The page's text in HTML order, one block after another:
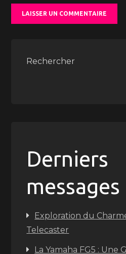
Rechercher
Derniers
messages
Exploration du
Telecaster
La Yamaha FG5 : Une